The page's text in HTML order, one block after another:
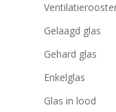
Gelaagd glas
Gehard glas
Enkelglas
Glas in lood